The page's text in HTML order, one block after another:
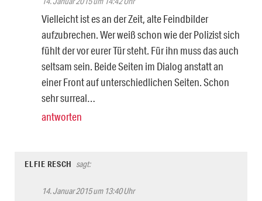
Vielleicht ist es an der Zeit, alte Feindbilder
aufzubrechen. Wer weiß schon wie der Polizist sich
fühlt der vor eurer Tür steht. Für ihn muss das auch
seltsam sein. Beide Seiten im Dialog anstatt an
einer Front auf unterschiedlichen Seiten. Schon
sehr surreal…
antworten
ELFIE RESCH sagt:
14. Januar 2015 um 13:40 Uhr